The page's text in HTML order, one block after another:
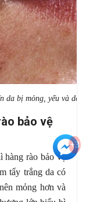
da bị mỏng, yếu và dễ
bảo vệ
hàng rào bảo vệ
tẩy trắng da có
mỏng hơn và
+3